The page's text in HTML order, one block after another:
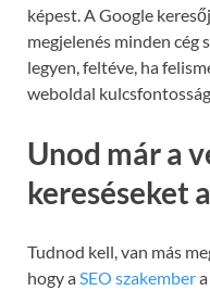
képest. A Google
megjelenés minden cég
legyen, feltéve, ha
weboldal
Unod már a
kereséseket
Tudnod kell, van más
hogy aSEO szakember